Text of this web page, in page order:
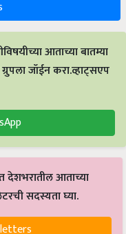
आताच्या बातम्या
जॉईन करा.व्हाट्सएप
देशभरातील आताच्या
सदस्यता घ्या.